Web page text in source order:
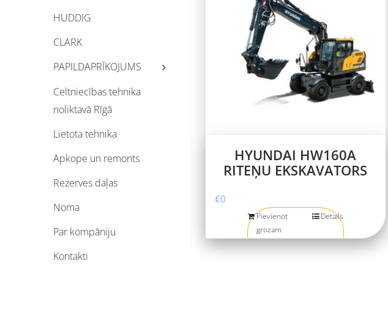
HYUNDAI HW160A
RITEŅU EKSKAVATORS
€0
Pievienot
grozam
Details
HUDDIG
CLARK
PAPILDAPRĪKOJUMS
Celtniecības tehnika
noliktavā Rīgā
Lietota tehnika
Apkope un remonts
Rezerves daļas
Noma
Par kompāniju
Kontakti